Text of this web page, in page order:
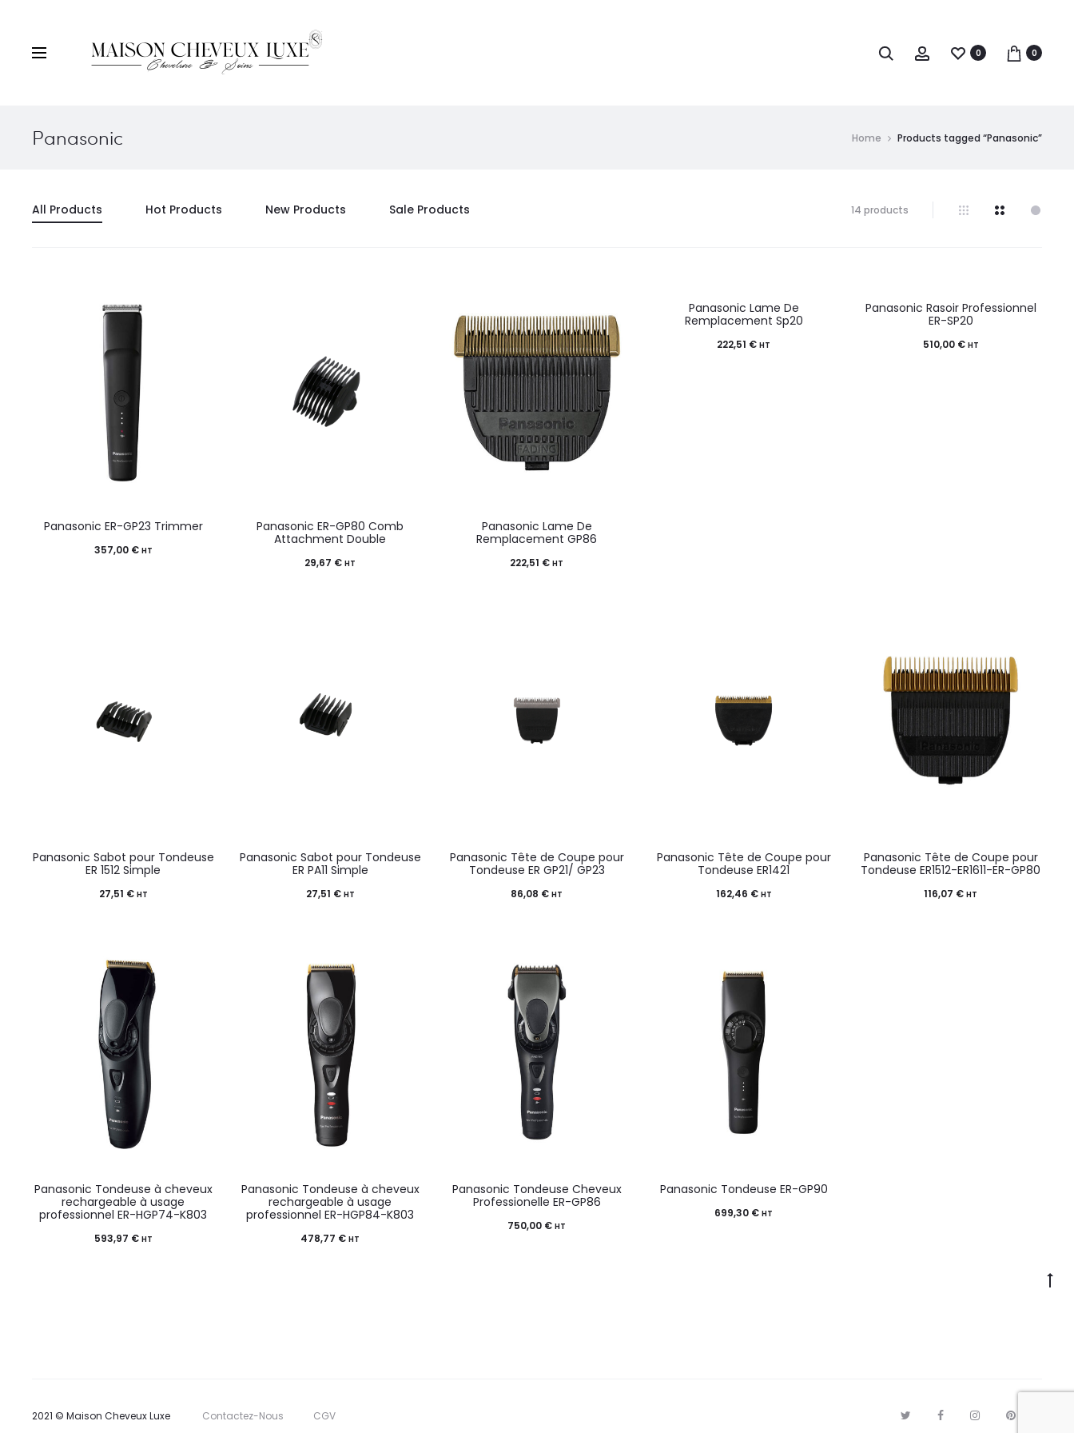
0 0
Panasonic Home Products tagged “Panasonic”
All Products Hot Products New Products Sale Products 14 products
Panasonic ER-GP23 Trimmer
357,00 € HT
Panasonic ER-GP80 Comb
Attachment Double
29,67 € HT
Panasonic Lame De
Remplacement GP86
222,51 € HT
Panasonic Lame De
Remplacement Sp20
222,51 € HT
Panasonic Rasoir Professionnel
ER-SP20
510,00 € HT
Panasonic Sabot pour Tondeuse
ER 1512 Simple
27,51 € HT
Panasonic Sabot pour Tondeuse
ER PA11 Simple
27,51 € HT
Panasonic Tête de Coupe pour
Tondeuse ER GP21/ GP23
86,08 € HT
Panasonic Tête de Coupe pour
Tondeuse ER1421
162,46 € HT
Panasonic Tête de Coupe pour
Tondeuse ER1512-ER1611-ER-GP80
116,07 € HT
Panasonic Tondeuse à cheveux
rechargeable à usage
professionnel ER-HGP74-K803
593,97 € HT
Panasonic Tondeuse à cheveux
rechargeable à usage
professionnel ER-HGP84-K803
478,77 € HT
Panasonic Tondeuse Cheveux
Professionelle ER-GP86
750,00 € HT
Panasonic Tondeuse ER-GP90
699,30 € HT
2021 © Maison Cheveux Luxe Contactez-Nous CGV